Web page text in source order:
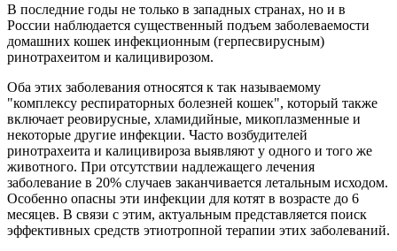
В последние годы не только в западных странах, но и в
России наблюдается существенный подъем заболеваемости
домашних кошек инфекционным (герпесвирусным)
ринотрахеитом и калицивирозом.
Оба этих заболевания относятся к так называемому
"комплексу респираторных болезней кошек", который также
включает реовирусные, хламидийные, микоплазменные и
некоторые другие инфекции. Часто возбудителей
ринотрахеита и калицивироза выявляют у одного и того же
животного. При отсутствии надлежащего лечения
заболевание в 20% случаев заканчивается летальным исходом.
Особенно опасны эти инфекции для котят в возрасте до 6
месяцев. В связи с этим, актуальным представляется поиск
эффективных средств этиотропной терапии этих заболеваний.